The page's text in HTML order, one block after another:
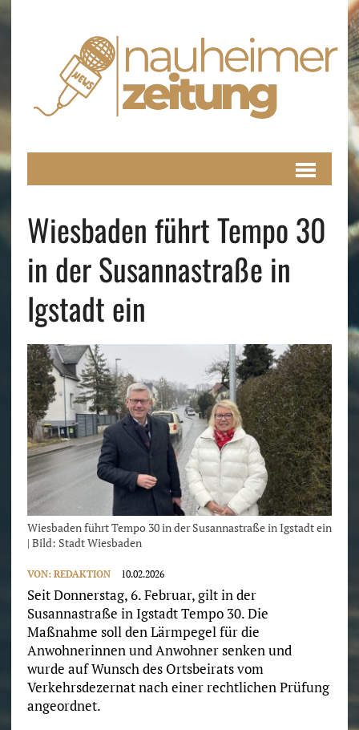
Wiesbaden führt Tempo 30
in der Susannastraße in
Igstadt ein
Wiesbaden führt Tempo 30 in der Susannastraße in Igstadt ein
| Bild: Stadt Wiesbaden
VON: REDAKTION 10.02.2026
Seit Donnerstag, 6. Februar, gilt in der
Susannastraße in Igstadt Tempo 30. Die
Maßnahme soll den Lärmpegel für die
Anwohnerinnen und Anwohner senken und
wurde auf Wunsch des Ortsbeirats vom
Verkehrsdezernat nach einer rechtlichen Prüfung
angeordnet.